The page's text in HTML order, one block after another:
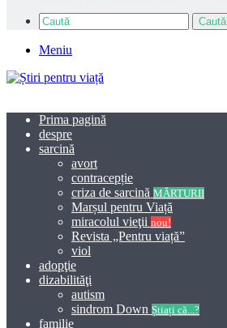
Caută
Meniu
Prima pagină
despre
sarcină
avort
contracepție
criza de sarcină MĂRTURII
Marșul pentru Viață
miracolul vieţii nou!
Revista „Pentru viață”
viol
adopţie
dizabilităţi
autism
sindrom Down Știați că...?
familie